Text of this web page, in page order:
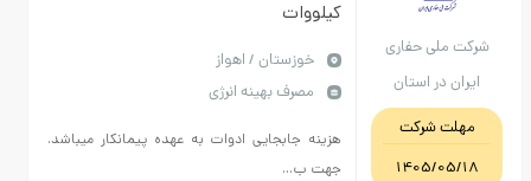
حفاری
کیلووات
خوزستان / اهواز
مصرف بهینه انرژی
هزینه جابجایی ادوات به عهده پیمانکار میباشد.
جهت ب...